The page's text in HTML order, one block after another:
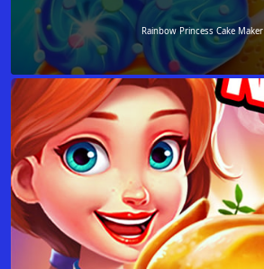
Rainbow Princess Cake Maker